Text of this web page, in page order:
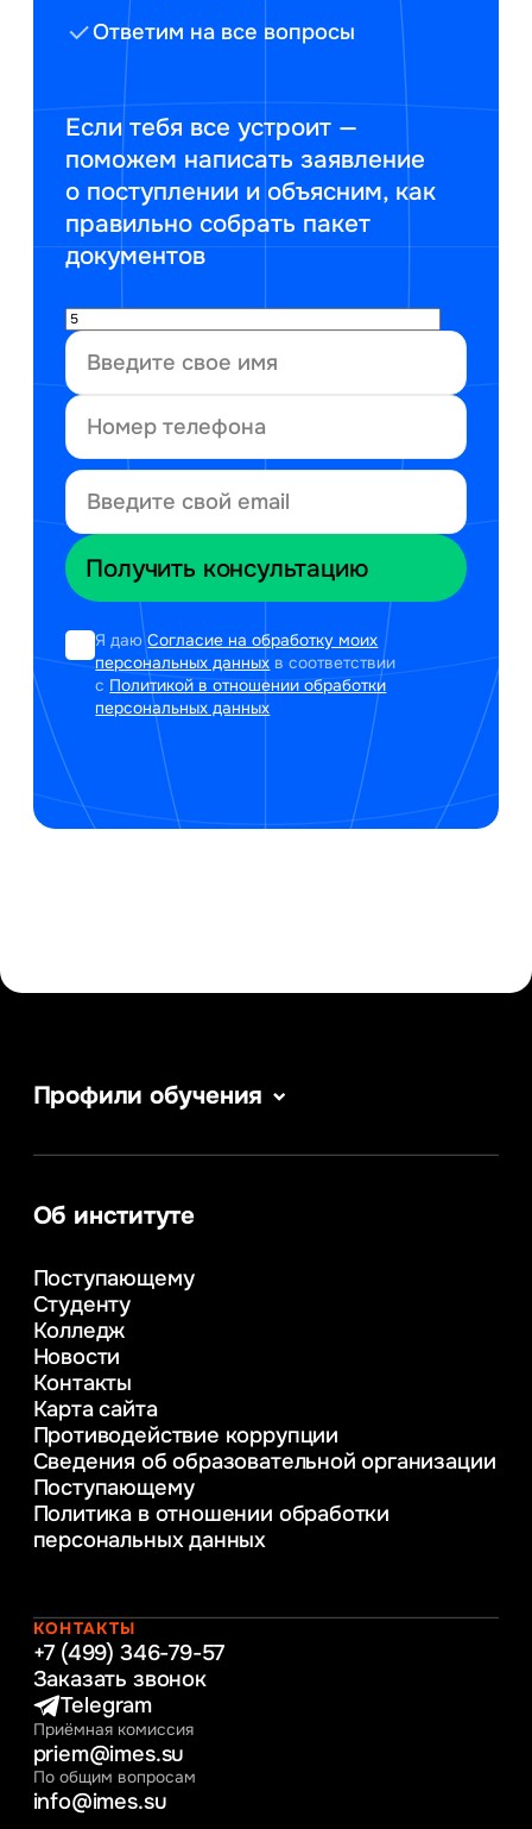
Ответим на все вопросы
Если тебя все устроит —
поможем написать заявление
о поступлении и объясним, как
правильно собрать пакет
документов
Я даюСогласие на обработку моих
персональных данных в соответствии
с Политикой в отношении обработки
персональных данных
Профили обучения
Информатика
аналитика
Управление в сфере коммерческой
Психолого-педагогическое
консультирование и медиация
в образовании
Веб-дизайн
Управление инновационным развитием
предприятия
Уголовное право
Информационные технологии в бизнесе
Информационное и программное
обеспечение бизнес процессов
Управление человеческими ресурсами
Интернет-маркетинг
Об институте
Поступающему
Студенту
Колледж
Новости
Контакты
Карта сайта
Противодействие коррупции
Сведения об образовательной организации
Поступающему
Политика в отношении обработки
персональных данных
КОНТАКТЫ
+7 (499) 346-79-57
Заказать звонок
Telegram
Приёмная комиссия
priem@imes.su
По общим вопросам
info@imes.su